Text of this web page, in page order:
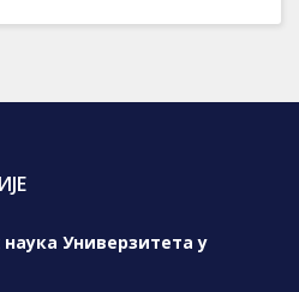
Универзитета у